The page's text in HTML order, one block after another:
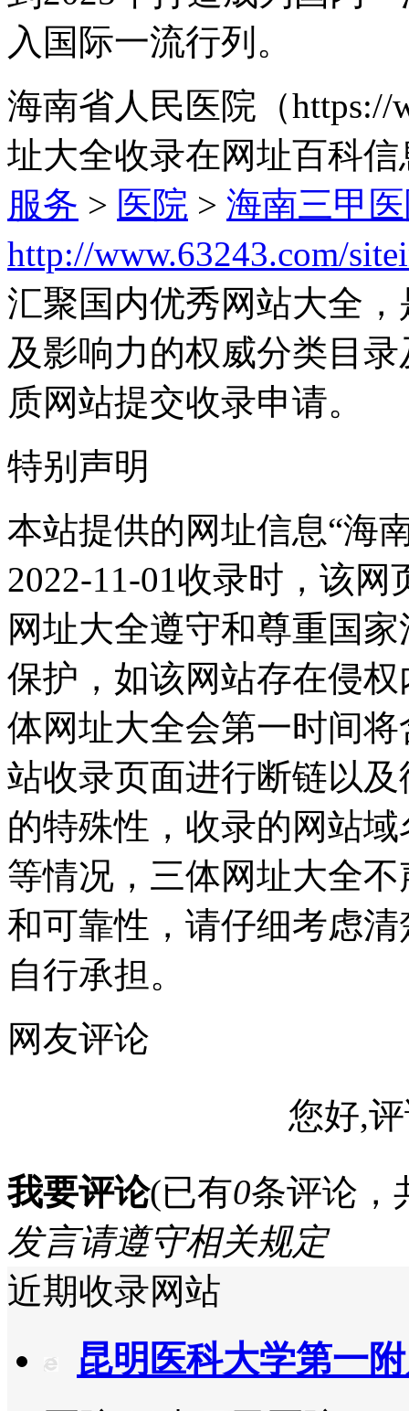
入国际一流行列。
海南省人民医院（https://
址大全收录在网址百科
服务 > 医院 > 海南三甲
http://www.63243.com/
汇聚国内优秀网站大全
及影响力的权威分类目
质网站提交收录申请。
特别声明
本站提供的网址信息“海
2022-11-01收录时，该
网址大全遵守和尊重国
保护，如该网站存在侵
体网址大全会第一时间
站收录页面进行断链以
的特殊性，收录的网站
等情况，三体网址大全
和可靠性，请仔细考虑
自行承担。
网友评论
您好,
我要评论(已有0条评论，
发言请遵守相关规定
近期收录网站
昆明医科大学第一